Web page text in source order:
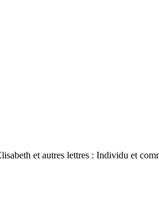
et autres lettres : Individu et